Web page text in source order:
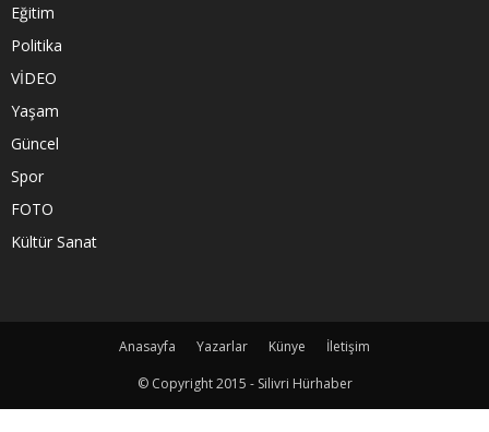
Eğitim
Politika
VİDEO
Yaşam
Güncel
Spor
FOTO
Kültür Sanat
Anasayfa Yazarlar Künye
İletişim
© Copyright 2015 - Silivri Hürhaber